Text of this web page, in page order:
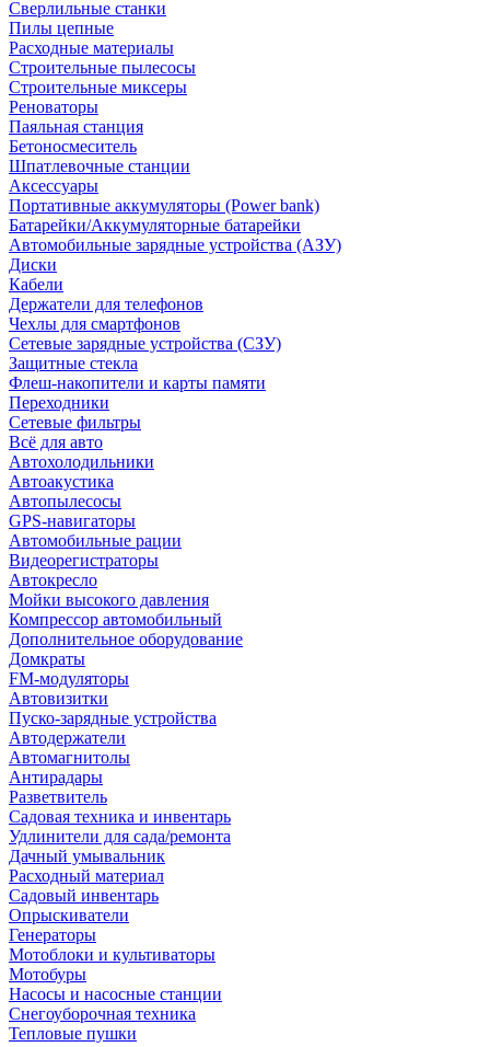
Сверлильные станки
Пилы цепные
Расходные материалы
Строительные пылесосы
Строительные миксеры
Реноваторы
Паяльная станция
Бетоносмеситель
Шпатлевочные станции
Аксессуары
Портативные аккумуляторы (Power bank)
Батарейки/Аккумуляторные батарейки
Автомобильные зарядные устройства (АЗУ)
Диски
Кабели
Держатели для телефонов
Чехлы для смартфонов
Сетевые зарядные устройства (СЗУ)
Защитные стекла
Флеш-накопители и карты памяти
Переходники
Сетевые фильтры
Всё для авто
Автохолодильники
Автоакустика
Автопылесосы
GPS-навигаторы
Автомобильные рации
Видеорегистраторы
Автокресло
Мойки высокого давления
Компрессор автомобильный
Дополнительное оборудование
Домкраты
FM-модуляторы
Автовизитки
Пуско-зарядные устройства
Автодержатели
Автомагнитолы
Антирадары
Разветвитель
Садовая техника и инвентарь
Удлинители для сада/ремонта
Дачный умывальник
Расходный материал
Садовый инвентарь
Опрыскиватели
Генераторы
Мотоблоки и культиваторы
Мотобуры
Насосы и насосные станции
Снегоуборочная техника
Тепловые пушки